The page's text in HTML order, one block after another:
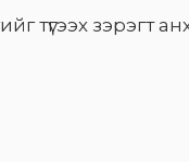
түгээх зэрэгт